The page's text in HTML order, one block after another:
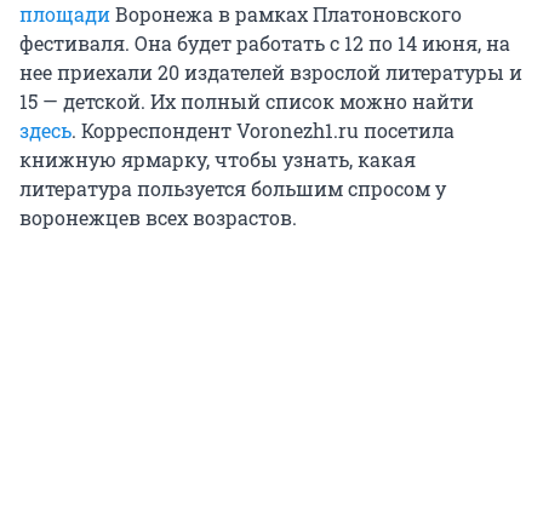
площадиВоронежа в рамках Платоновского
фестиваля. Она будет работать с 12 по 14 июня, на
нее приехали 20 издателей взрослой литературы и
15 — детской. Их полный список можно найти
здесь. Корреспондент Voronezh1.ru посетила
книжную ярмарку, чтобы узнать, какая
литература пользуется большим спросом у
воронежцев всех возрастов.